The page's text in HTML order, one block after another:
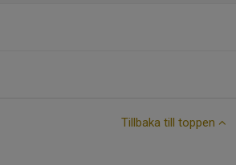
Tillbaka till toppen